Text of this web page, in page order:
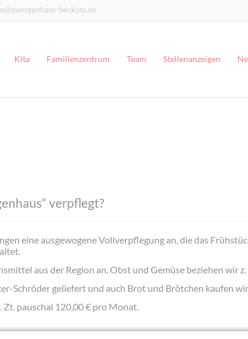
beckum.de
Kita Familienzentrum Team Stellenanzeigen
verpflegt?
eine ausgewogene Vollverpflegung an, die das
aus der Region an. Obst und Gemüse beziehen wir
Schröder geliefert und auch Brot und Brötchen kaufen
Zt. pauschal 120,00 € pro Monat.